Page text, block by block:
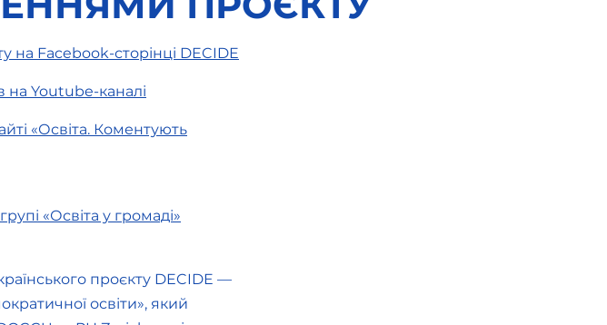
насправді?
на Facebook-сторінці DECIDE
на Youtube-каналі
«Освіта. Коментують
«Освіта у громаді»
проєкту DECIDE —
освіти», який